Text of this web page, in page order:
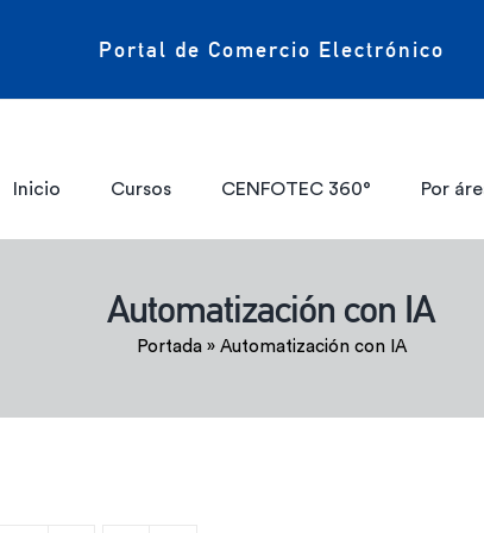
Portal de Comercio Electrónico
Inicio Cursos CENFOTEC 360° Por
Automatización con IA
Portada» Automatización con IA